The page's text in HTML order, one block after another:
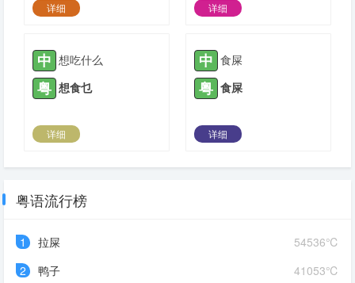
详细
详细
中 想吃什么
粤 想食乜
详细
中 食屎
粤 食屎
详细
粤语流行榜
54536℃
1
拉屎
41053℃
2
鸭子